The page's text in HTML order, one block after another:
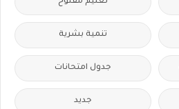
تنمية بشرية
جدول امتحانات
جديد